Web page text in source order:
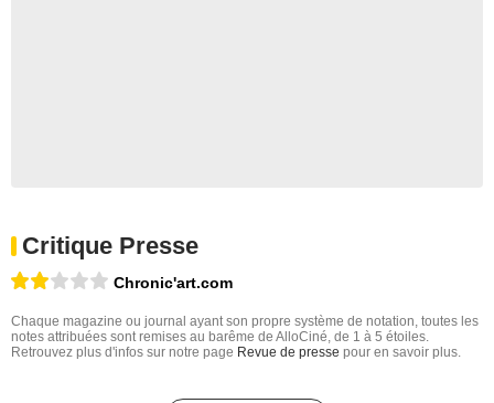
Critique Presse
Chronic'art.com
Chaque magazine ou journal ayant son propre système de notation, toutes les
notes attribuées sont remises au barême de AlloCiné, de 1 à 5 étoiles.
Retrouvez plus d'infos sur notre page Revue de presse pour en savoir plus.